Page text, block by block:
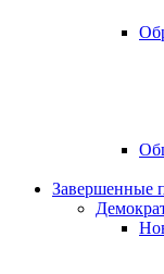
Завершенные